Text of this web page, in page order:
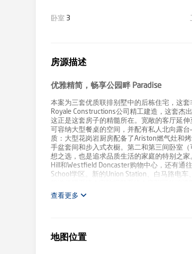
卧室 3
房源描述
优雅精简，畅享公园畔 Paradise
本案为三套优质联排别墅中的后栋住宅，这
Royale Constructions公司精工建造，这套杰
这正是这套房子的精髓所在。宽敞的客厅延
可容纳大型餐桌的空间，并配有私人北向露
质：大型花岗岩厨房配备了Ariston燃气灶和
手盆套间和步入式衣橱。第二和第三间卧室
想之选，也是追求品质生活的家庭的特别之
Hill和Westfield Doncaster购物中心，还有通
School学区。新的Union Station、白马路电
查看更多
地图位置